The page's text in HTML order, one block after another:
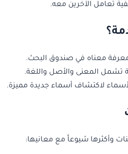
تعامل الآخرين معه.
معرفة معناه في صندوق البحث.
تشمل المعنى والأصل واللغة.
لاكتشاف أسماء جديدة مميزة.
وأكثرها شيوعاً مع معانيها: